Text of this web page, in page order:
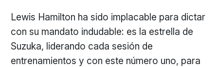
Lewis Hamilton ha sido implacable para dictar
con su mandato indudable: es la estrella de
Suzuka, liderando cada sesión de
entrenamientos y con este número uno, para